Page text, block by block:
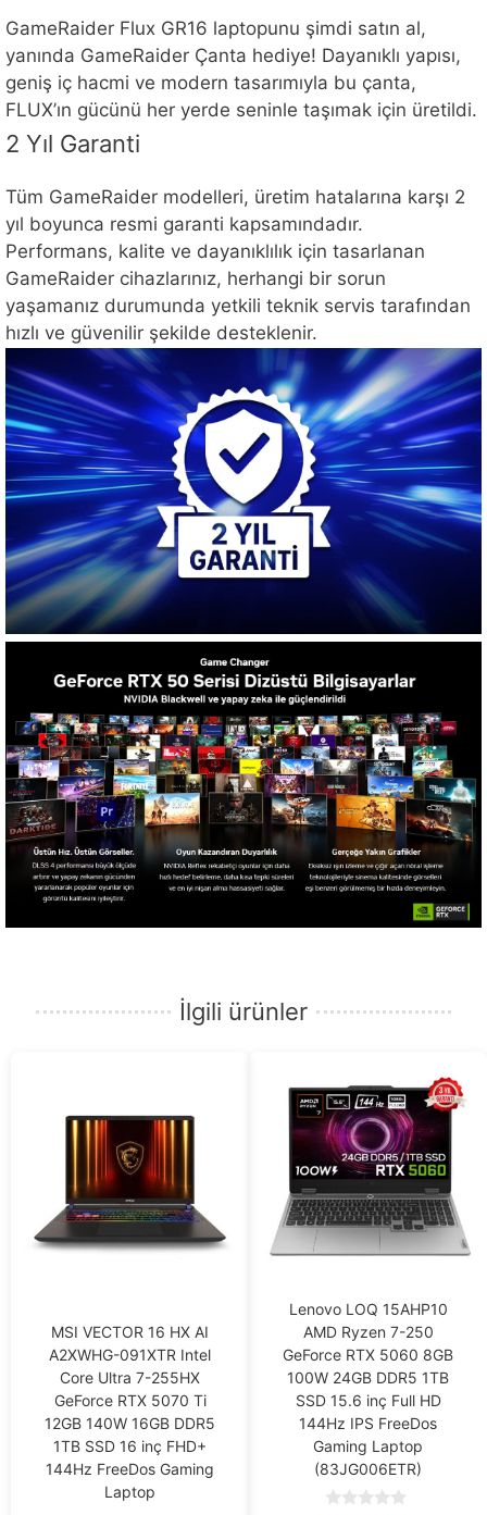
GameRaider Flux GR16 laptopunu şimdi satın al,
yanında GameRaider Çanta hediye! Dayanıklı yapısı,
geniş iç hacmi ve modern tasarımıyla bu çanta,
FLUX’ın gücünü her yerde seninle taşımak için üretildi.
2 Yıl Garanti
Tüm GameRaider modelleri, üretim hatalarına karşı 2
yıl boyunca resmi garanti kapsamındadır.
Performans, kalite ve dayanıklılık için tasarlanan
GameRaider cihazlarınız, herhangi bir sorun
yaşamanız durumunda yetkili teknik servis tarafından
hızlı ve güvenilir şekilde desteklenir.
İlgili ürünler
MSI VECTOR 16 HX AI
A2XWHG-091XTR Intel
Core Ultra 7-255HX
GeForce RTX 5070 Ti
12GB 140W 16GB DDR5
1TB SSD 16 inç FHD+
144Hz FreeDos Gaming
Laptop
Lenovo LOQ 15AHP10
AMD Ryzen 7-250
GeForce RTX 5060 8GB
100W 24GB DDR5 1TB
SSD 15.6 inç Full HD
144Hz IPS FreeDos
Gaming Laptop
(83JG006ETR)